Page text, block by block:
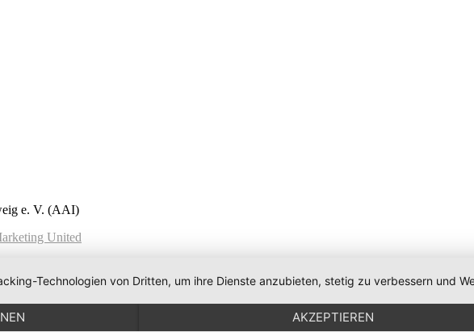
e. V. (AAI)
United
Technologien von Dritten, um ihre Dienste anzubieten, stetig zu verbessern und
AKZEPTIEREN